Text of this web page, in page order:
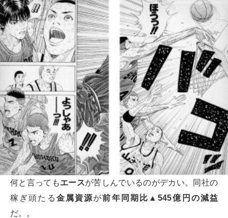
何と言ってもエースが苦しんでいるのがデカい。同社の
稼ぎ頭たる 金属資源が前年同期比▲545億円の減益
だ。。